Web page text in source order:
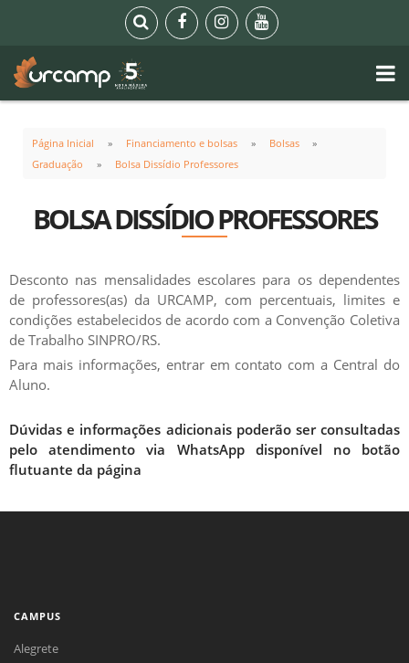
Página Inicial Financiamento e bolsas
Bolsas
Graduação
Bolsa Dissídio Professores
BOLSA DISSÍDIO PROFESSORES
Desconto nas mensalidades escolares para os dependentes
de professores(as) da URCAMP, com percentuais, limites e
condições estabelecidos de acordo com a Convenção Coletiva
de Trabalho SINPRO/RS.
Para mais informações, entrar em contato com a Central do
Aluno.
Dúvidas e informações adicionais poderão ser consultadas
pelo atendimento via WhatsApp disponível no botão
flutuante da página
CAMPUS
Alegrete